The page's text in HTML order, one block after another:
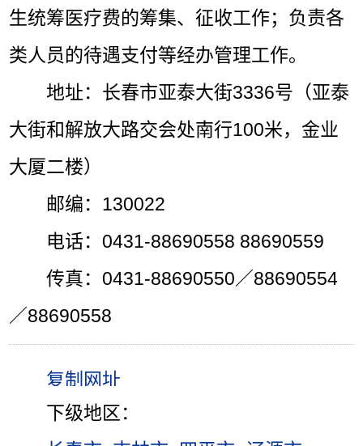
生统筹医疗费的筹集、征收工作；负责各
类人员的待遇支付等经办管理工作。
地址：长春市亚泰大街3336号（亚泰
大街和解放大路交会处南行100米，金业
大厦二楼）
邮编：130022
电话：0431-88690558 88690559
传真：0431-88690550／88690554
／88690558
下级地区：